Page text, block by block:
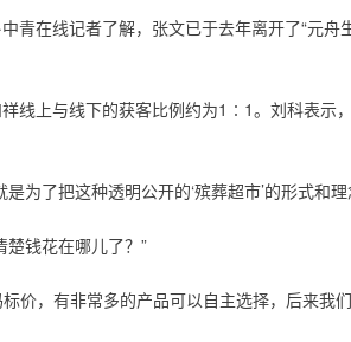
青在线记者了解，张文已于去年离开了“元舟
线上与线下的获客比例约为1∶1。刘科表示
为了把这种透明公开的‘殡葬超市’的形式和
钱花在哪儿了？”
价，有非常多的产品可以自主选择，后来我